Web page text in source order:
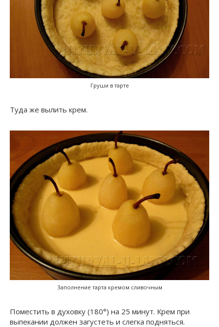
Груши в тарте
Туда же вылить крем.
Заполнение тарта кремом сливочным
Поместить в духовку (180°) на 25 минут. Крем при
выпекании должен загустеть и слегка подняться.